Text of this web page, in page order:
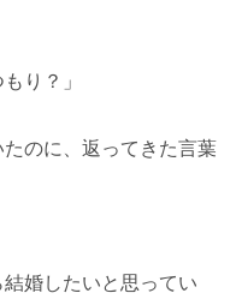
り？」
のに、返ってきた言葉
結婚したいと思ってい